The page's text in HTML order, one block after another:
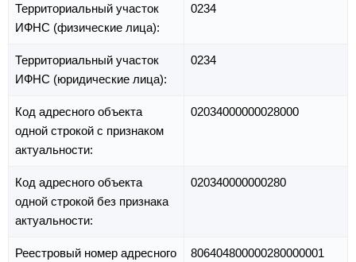
Территориальный участок
ИФНС (физические лица):
0234
Территориальный участок
ИФНС (юридические лица):
0234
Код адресного объекта
одной строкой с признаком
актуальности:
02034000000028000
Код адресного объекта
одной строкой без признака
актуальности:
020340000000280
Реестровый номер адресного
806404800000280000001